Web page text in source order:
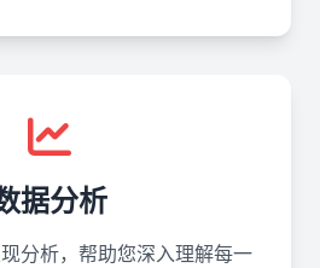
据分析
分析，帮助您深入理解每一